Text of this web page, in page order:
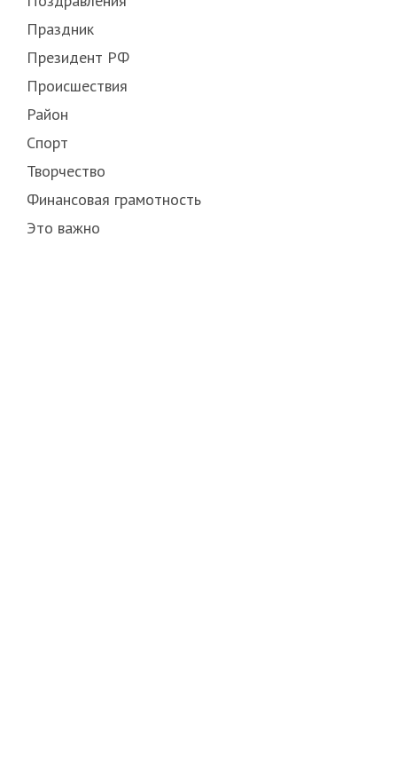
Праздник
Президент РФ
Происшествия
Район
Спорт
Творчество
Финансовая грамотность
Это важно